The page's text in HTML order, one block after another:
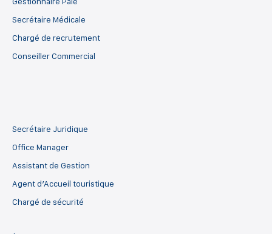
Secrétaire Médicale
Chargé de recrutement
Conseiller Commercial
Secrétaire Juridique
Office Manager
Assistant de Gestion
Agent d’Accueil touristique
Chargé de sécurité